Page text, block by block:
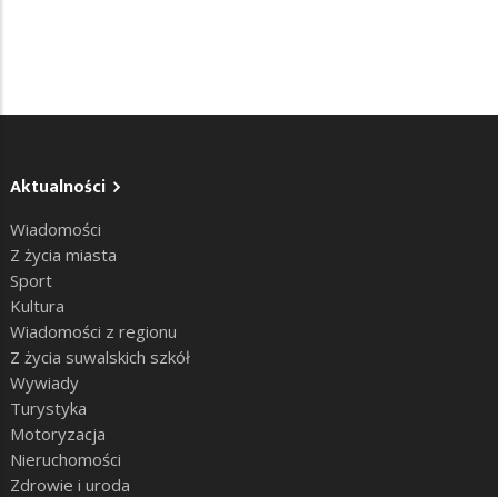
Aktualności
Wiadomości
Z życia miasta
Sport
Kultura
Wiadomości z regionu
Z życia suwalskich szkół
Wywiady
Turystyka
Motoryzacja
Nieruchomości
Zdrowie i uroda